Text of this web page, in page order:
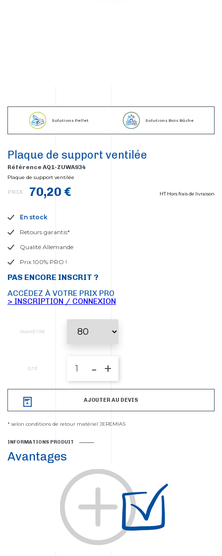
Solutions Pellet Solutions Bois Bûche
Plaque de support ventilée
Référence AQ1-ZUWA934
Plaque de support ventilée
PRIX 70,20 € HT Hors frais de livraison
En stock
Retours garantis*
Qualité Allemande
Prix 100% PRO !
PAS ENCORE INSCRIT ?
ACCÉDEZ À VOTRE PRIX PRO
> INSCRIPTION / CONNEXION
DIAMÈTRE
QTÉ - +
AJOUTER AU DEVIS
* selon conditions de retour matériel JEREMIAS
INFORMATIONS PRODUIT
Avantages